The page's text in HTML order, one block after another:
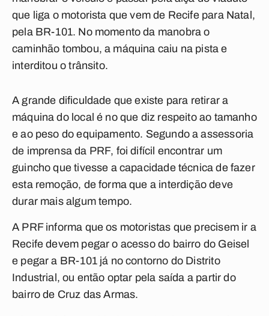
que liga o motorista que vem de Recife para Natal,
pela BR-101. No momento da manobra o
caminhão tombou, a máquina caiu na pista e
interditou o trânsito.
A grande dificuldade que existe para retirar a
máquina do local é no que diz respeito ao tamanho
e ao peso do equipamento. Segundo a assessoria
de imprensa da PRF, foi difícil encontrar um
guincho que tivesse a capacidade técnica de fazer
esta remoção, de forma que a interdição deve
durar mais algum tempo.
A PRF informa que os motoristas que precisem ir a
Recife devem pegar o acesso do bairro do Geisel
e pegar a BR-101 já no contorno do Distrito
Industrial, ou então optar pela saída a partir do
bairro de Cruz das Armas.